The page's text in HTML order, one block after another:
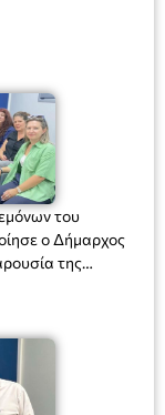
του
ο Δήμαρχος
της
Χαΐτα.